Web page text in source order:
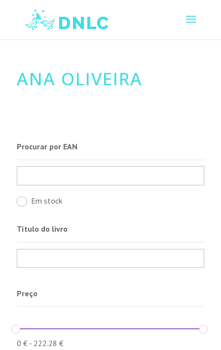
ANA OLIVEIRA
Procurar por EAN
Em stock
Título do livro
Preço
0 €- 222.28 €